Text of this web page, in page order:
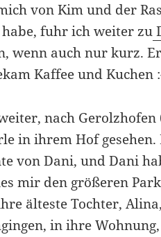
von Kim und der
fuhr ich weiter zu
wenn auch nur kurz.
Kaffee und Kuchen
nach Gerolzhofen
in ihrem Hof
von Dani, und Dani
mir den größeren
älteste Tochter,
in ihre